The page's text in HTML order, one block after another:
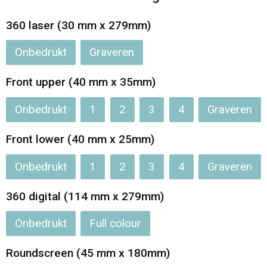
360 laser (30 mm x 279mm)
Onbedrukt Graveren
Front upper (40 mm x 35mm)
Onbedrukt 1 2 3 4 Graveren
Front lower (40 mm x 25mm)
Onbedrukt 1 2 3 4 Graveren
360 digital (114 mm x 279mm)
Onbedrukt Full colour
Roundscreen (45 mm x 180mm)